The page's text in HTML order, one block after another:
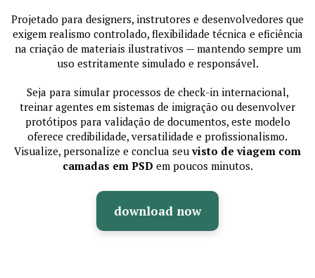
Projetado para designers, instrutores e desenvolvedores que
exigem realismo controlado, flexibilidade técnica e eficiência
na criação de materiais ilustrativos — mantendo sempre um
uso estritamente simulado e responsável.
Seja para simular processos de check-in internacional,
treinar agentes em sistemas de imigração ou desenvolver
protótipos para validação de documentos, este modelo
oferece credibilidade, versatilidade e profissionalismo.
Visualize, personalize e conclua seuvisto de viagem com
camadas em PSD em poucos minutos.
download now